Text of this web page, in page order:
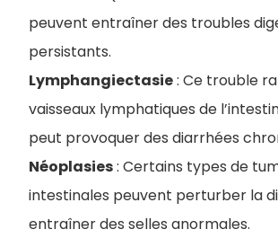
peuvent entraîner des troubles
persistants.
Lymphangiectasie: Ce trouble
vaisseaux lymphatiques de
peut provoquer des diarrhées
Néoplasies: Certains types de
intestinales peuvent perturber la
entraîner des selles anormales.